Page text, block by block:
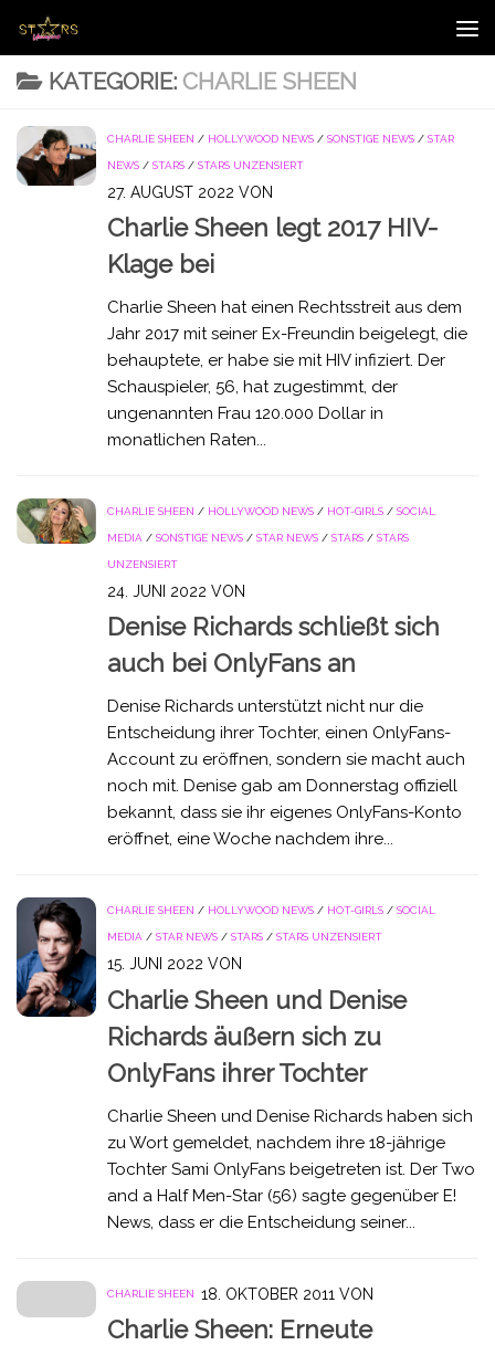
Zum Inhalt springen
KATEGORIE: CHARLIE SHEEN
CHARLIE SHEEN / HOLLYWOOD NEWS / SONSTIGE NEWS / STAR
NEWS / STARS / STARS UNZENSIERT
27. AUGUST 2022 VON
Charlie Sheen legt 2017 HIV-
Klage bei
Charlie Sheen hat einen Rechtsstreit aus dem
Jahr 2017 mit seiner Ex-Freundin beigelegt, die
behauptete, er habe sie mit HIV infiziert. Der
Schauspieler, 56, hat zugestimmt, der
ungenannten Frau 120.000 Dollar in
monatlichen Raten...
CHARLIE SHEEN / HOLLYWOOD NEWS / HOT-GIRLS / SOCIAL
MEDIA / SONSTIGE NEWS / STAR NEWS / STARS / STARS
UNZENSIERT
24. JUNI 2022 VON
Denise Richards schließt sich
auch bei OnlyFans an
Denise Richards unterstützt nicht nur die
Entscheidung ihrer Tochter, einen OnlyFans-
Account zu eröffnen, sondern sie macht auch
noch mit. Denise gab am Donnerstag offiziell
bekannt, dass sie ihr eigenes OnlyFans-Konto
eröffnet, eine Woche nachdem ihre...
CHARLIE SHEEN / HOLLYWOOD NEWS / HOT-GIRLS / SOCIAL
MEDIA / STAR NEWS / STARS / STARS UNZENSIERT
15. JUNI 2022 VON
Charlie Sheen und Denise
Richards äußern sich zu
OnlyFans ihrer Tochter
Charlie Sheen und Denise Richards haben sich
zu Wort gemeldet, nachdem ihre 18-jährige
Tochter Sami OnlyFans beigetreten ist. Der Two
and a Half Men-Star (56) sagte gegenüber E!
News, dass er die Entscheidung seiner...
CHARLIE SHEEN 18. OKTOBER 2011 VON
Charlie Sheen: Erneute